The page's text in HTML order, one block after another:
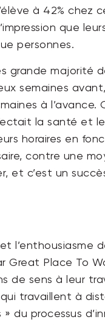
à 42% chez
que
personnes.
grande majorité
semaines
à l’avance.
la santé et
horaires en
contre une
et c’est un
l’enthousiasme
Great Place To
de sens à leur
travaillent à
du processus